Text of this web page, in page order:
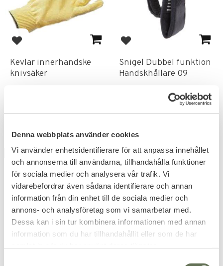
Denna webbplats använder cookies
Vi använder enhetsidentifierare för att anpassa innehållet
och annonserna till användarna, tillhandahålla funktioner
för sociala medier och analysera vår trafik. Vi
vidarebefordrar även sådana identifierare och annan
information från din enhet till de sociala medier och
annons- och analysföretag som vi samarbetar med.
Dessa kan i sin tur kombinera informationen med annan
information som du har tillhandahållit eller som de har
Lägg till i favoriter
Kevlar innerhandske
knivsäker
Lägg till i favoriter
Snigel Dubbel funktion
Handskhållare 09
Lägg till i favoriter
36%
UTGÅENDE
Lägg till i favoriter